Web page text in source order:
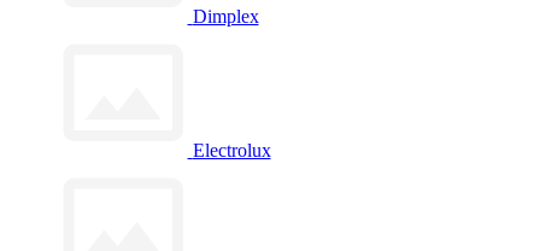
Dimplex
Electrolux